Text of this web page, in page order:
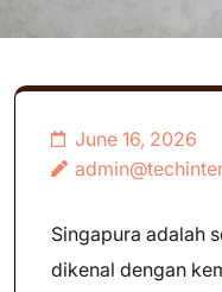
June 16, 2026
Singapura adalah
dikenal dengan